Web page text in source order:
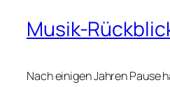
Musik-
Nach einigen Jahren Pause